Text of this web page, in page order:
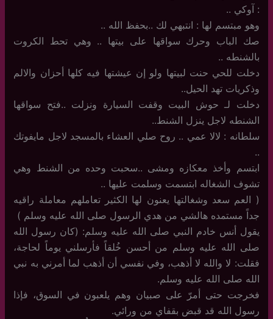
: آوكي ..
وهو مبتسم لها : انتبهي لك ..بحفظ الله ..
صك الباب وحرك سواقها على بيتها .. وهي تحط الكروت
بالشنطه ..
دخلت للحي حنت لبيتها ولو إن عيشتها فيه كلها أحزان والالم
وذكريات تهد الحيل..
دخلت لـ حوش البيت وقفت السيارة ونزلت ..فتح سواقها
الشنطه لاجل ينزل الشنط..
سلطانه : لالا عمي .. روح صلي العشاء بالمسجد لاجل مايفوتك
..
ابتسم وأخذ معكازه ومشى ..سحبت وحده من الشنط وهي
تشوف الشغاله ابتسمت وسلمت عليها ..
( العم سعد وشغالتها يعنون لها الكثير تعاملهم معاملة راقيه
جداً مستمده هالشي من هدي الرسول صلى الله عليه وسلم )
يقول أنس خادم النبي صلى الله عليه وسلم: (كان رسول الله
صلى الله عليه وسلم من أحسن خُلقاً فأرسلني يوماً لحاجة،
فقلت: لا والله لا أذهب، وفي نفسي أن أذهب لما أمرني به نبي
الله صلى الله عليه وسلم.
فخرجت حتى أمرّ على صبيان وهم يلعبون في السوق، فإذا
رسول الله قد قبض بقفاي من ورائي.